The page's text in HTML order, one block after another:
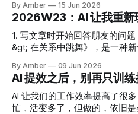
式理解规则、关系、目标、身份、矛盾
座聊的都是人格特质，但同样
会有完全不同的解读。 这个理论的把自我发展分成了几个阶
段，描述了不同阶段对现实的
自己在某些环境下在什么阶段
控之后，决定找前辈咨询一下。 咨询中讨论的结论是： “你的
特点是会让很多事情、很多想
法是发生在脑子上，现在一部
系统的搭建上了。” 你有两个选择： 1. 顺其自然。让它继续发
己“不应该这样” 2. 用一个小胜利收敛。找一件真正来自自己内
心发心、愿意持续推动的事，
了一次令人尴尬的冲突，发现自
感，感到自己非常愚蠢。 正巧和菜头的《过度投入》聊到了
《置身钉内》那篇文章。 工作的本质是提供价值，获取报
酬，掺杂太多情感反而令人不知所措。 朋友提到
遵守。 后来才痛苦的承认一个事实，职场是利益为底色的，
而不是规则。 不同的人会踩不同的坑呢！ 3. 令人感到自己太
愚蠢的冲突，在和朋友的讨论
会。 想要主动并没有错，但首先要意识到，上班本质上是给
By Amber 15 Jun 2026
2026W23：AI 让我重
1. 写文章时开始回答朋友的问
&gt; 在关系中跳舞》，是一种新体验。 有了要写
想做，但觉得麻烦的功能。现在 AI 完成
活不再是卡点，才发现真正重要
个动作，统计了数据，然后呢？要用来干
很重要，这周支持朋友用 AI 解
By Amber 09 Jun 2026
AI 提效之后，别再只训
AI 让我们的工作效率提高了很
忙，活变多了，但做的，依旧